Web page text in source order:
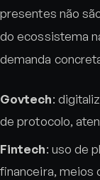
presentes não
do ecossistema
demanda
Govtech:
de protocolo,
Fintech: uso de
financeira, meios